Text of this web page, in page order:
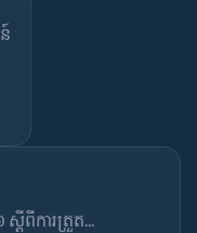
ស្តីពីការត្រួត...